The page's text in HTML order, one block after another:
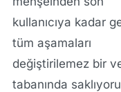
kullanıcıya kadar
tüm aşamaları
değiştirilemez bir
tabanında